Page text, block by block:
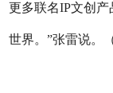
更多联名IP文创
世界。”张雷说。